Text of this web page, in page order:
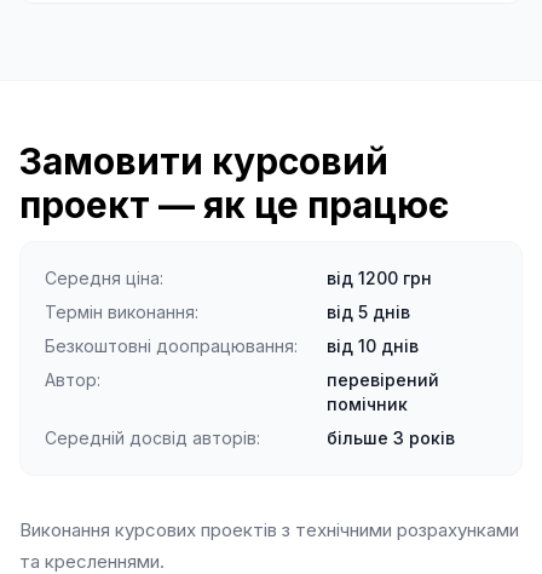
Замовити курсовий
проект — як це працює
Середня ціна:
від 1200 грн
Термін виконання:
від 5 днів
Безкоштовні доопрацювання:
від 10 днів
Автор:
перевірений
помічник
Середній досвід авторів: більше 3 років
Виконання курсових проектів з технічними розрахунками
та кресленнями.